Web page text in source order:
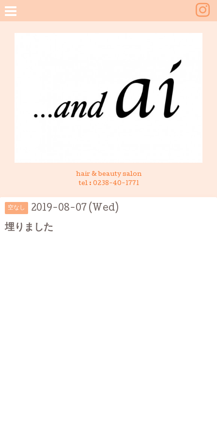
hair & beauty salon
tel : 0238-40-1771
空なし 2019-08-07 (Wed)
埋りました